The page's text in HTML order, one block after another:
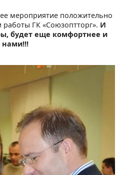
мероприятие положительно
работы ГК «Союзоптторг». И
будет еще комфортнее и
нами!!!